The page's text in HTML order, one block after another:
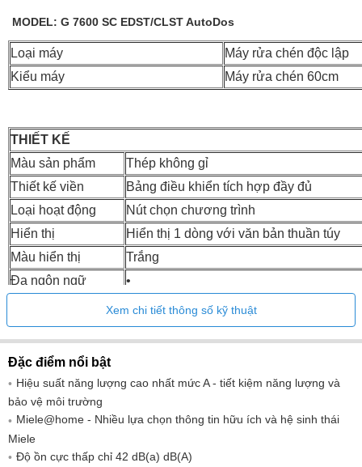
MODEL: G 7600 SC EDST/CLST AutoDos
Loại máy
Máy rửa chén độc lập
Kiểu máy
Máy rửa chén 60cm
THIẾT KẾ
Màu sản phẩm
Thép không gỉ
Thiết kế viền
Bảng điều khiển tích hợp đầy đủ
Loại hoạt động
Nút chọn chương trình
Hiển thị
Hiển thị 1 dòng với văn bản thuần túy
Màu hiển thị
Trắng
Đa ngôn ngữ
•
Đóng-mở cửa 90 độ
Hiển thị thời gian còn lại
•
Hẹn giờ rửa
Âm báo tiến trình
Đèn báo hoạt động
Xem chi tiết thông số kỹ thuật
Đặc điểm nổi bật
Hiệu suất năng lượng cao nhất mức A - tiết kiệm năng lượng và
bảo vệ môi trường
Miele@home - Nhiều lựa chọn thông tin hữu ích và hệ sinh thái
Miele
Độ ồn cực thấp chỉ 42 dB(a) dB(A)